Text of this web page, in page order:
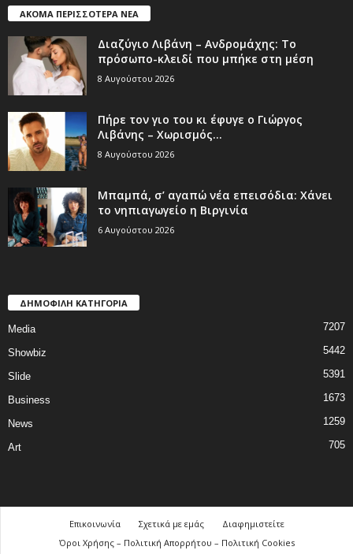
ΑΚΟΜΑ ΠΕΡΙΣΣΟΤΕΡΑ ΝΕΑ
Διαζύγιο Λιβάνη – Ανδρομάχης: Το
πρόσωπο-κλειδί που μπήκε στη μέση
8 Αυγούστου 2026
Πήρε τον γιο του κι έφυγε ο Γιώργος
Λιβάνης – Χωρισμός...
8 Αυγούστου 2026
Μπαμπά, σ’ αγαπώ νέα επεισόδια: Χάνει
το νηπιαγωγείο η Βιργινία
6 Αυγούστου 2026
ΔΗΜΟΦΙΛΗ ΚΑΤΗΓΟΡΙΑ
Media 7207
Showbiz 5442
Slide 5391
Business 1673
News 1259
Art 705
Επικοινωνία Σχετικά με εμάς
Διαφημιστείτε
Όροι Χρήσης – Πολιτική Απορρήτου – Πολιτική Cookies